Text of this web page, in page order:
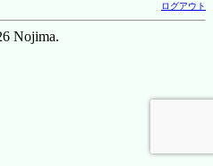
ログアウト
Nojima.